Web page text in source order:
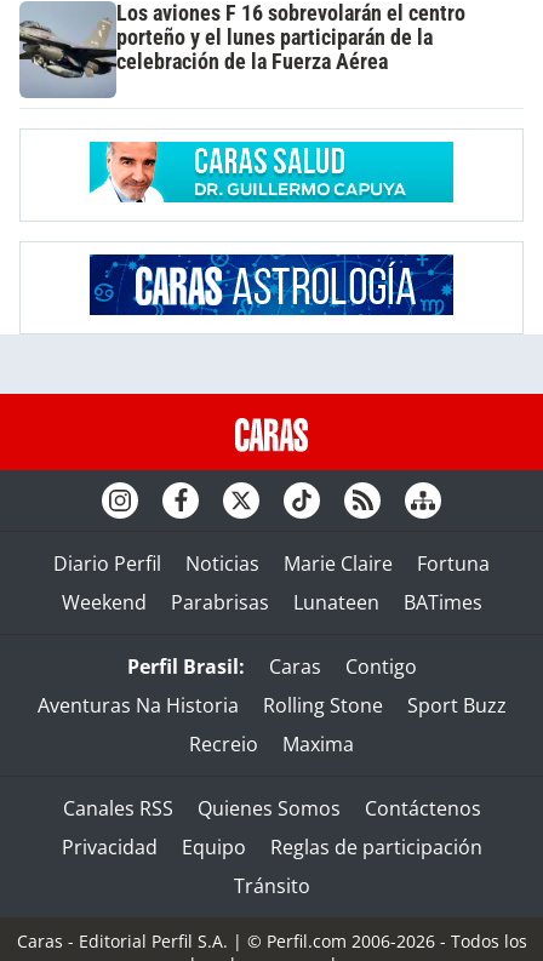
Los aviones F 16 sobrevolarán el centro
porteño y el lunes participarán de la
celebración de la Fuerza Aérea
Diario Perfil Noticias Marie Claire
Fortuna
Weekend
Parabrisas Lunateen BATimes
Perfil Brasil: Caras
Contigo
Aventuras Na Historia
Rolling Stone
Sport Buzz
Recreio
Maxima
Canales RSS Quienes Somos
Contáctenos
Privacidad
Equipo
Reglas de participación
Tránsito
Caras - Editorial Perfil S.A. | © Perfil.com 2006-2026 - Todos los